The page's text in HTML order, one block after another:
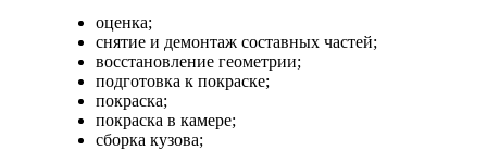
оценка;
снятие и демонтаж составных частей;
восстановление геометрии;
подготовка к покраске;
покраска;
покраска в камере;
сборка кузова;